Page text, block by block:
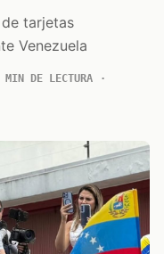
tarjetas
Venezuela
MIN DE LECTURA